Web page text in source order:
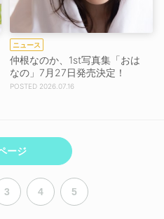
ニュース
仲根なのか、1st写真集「おは
なの」7月27日発売決定！
2026.07.16
ージ
3 4 5